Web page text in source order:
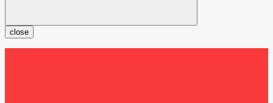
close